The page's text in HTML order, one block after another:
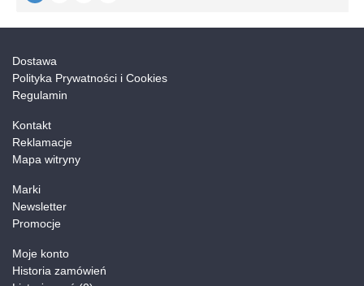
Dostawa
Polityka Prywatności i Cookies
Regulamin
Kontakt
Reklamacje
Mapa witryny
Marki
Newsletter
Promocje
Moje konto
Historia zamówień